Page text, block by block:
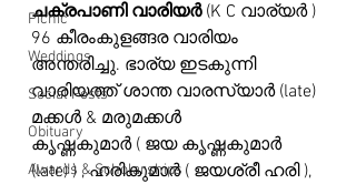
Picnic
Weddings
Social Posts
Obituary
Awards & Scholarships
ചക്രപാണി വാരിയർ (K C വാര്യർ )
96 കീരംകുളങ്ങര വാരിയം
അന്തരിച്ചു. ഭാര്യ ഇടകുന്നി
വാരിയത്ത് ശാന്ത വാരസ്യാർ (late)
മക്കൾ & മരുമക്കൾ
കൃഷ്ണകുമാർ ( ജയ കൃഷ്ണകുമാർ
(late) ) , ഹരികുമാർ ( ജയശ്രീ ഹരി ),